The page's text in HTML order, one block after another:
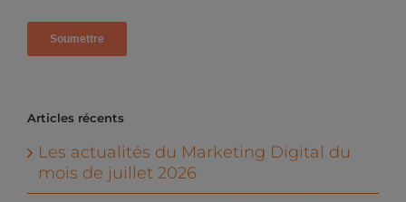
Articles récents
Les actualités du Marketing Digital du
mois de juillet 2026